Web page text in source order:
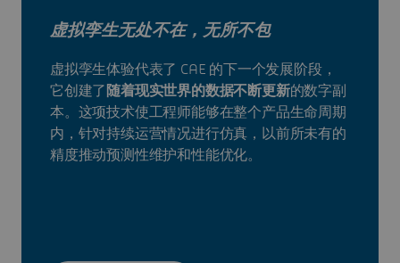
虚拟孪生无处不在，无所不包
虚拟孪生体验代表了 CAE 的下一个发展阶段，
它创建了 随着现实世界的数据不断更新的数字副
本。这项技术使工程师能够在整个产品生命周期
内，针对持续运营情况进行仿真，以前所未有的
精度推动预测性维护和性能优化。